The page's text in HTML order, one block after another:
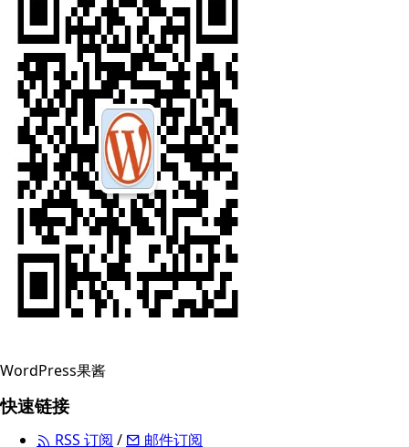
WordPress果酱
快速链接
RSS 订阅 /
邮件订阅